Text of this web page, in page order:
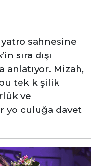
sahnesine
’in sıra dışı
anlatıyor. Mizah,
tek kişilik
ve
yolculuğa davet